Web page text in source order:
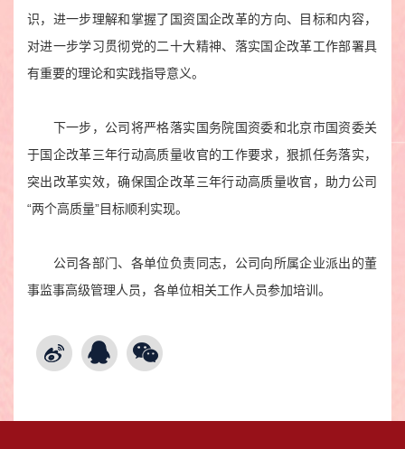
识，进一步理解和掌握了国资国企改革的方向、目标和内容，
对进一步学习贯彻党的二十大精神、落实国企改革工作部署具
有重要的理论和实践指导意义。
下一步，公司将严格落实国务院国资委和北京市国资委关
于国企改革三年行动高质量收官的工作要求，狠抓任务落实，
突出改革实效，确保国企改革三年行动高质量收官，助力公司
“两个高质量”目标顺利实现。
公司各部门、各单位负责同志，公司向所属企业派出的董
事监事高级管理人员，各单位相关工作人员参加培训。